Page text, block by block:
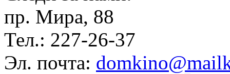
пр. Мира, 88
Тел.: 227-26-37
Эл. почта: